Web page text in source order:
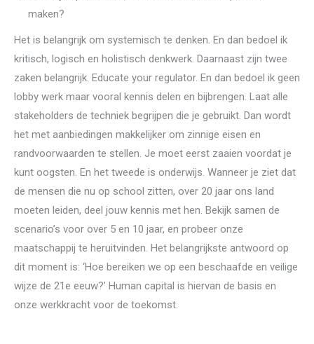
maken?
Het is belangrijk om systemisch te denken. En dan bedoel ik
kritisch, logisch en holistisch denkwerk. Daarnaast zijn twee
zaken belangrijk. Educate your regulator. En dan bedoel ik geen
lobby werk maar vooral kennis delen en bijbrengen. Laat alle
stakeholders de techniek begrijpen die je gebruikt. Dan wordt
het met aanbiedingen makkelijker om zinnige eisen en
randvoorwaarden te stellen. Je moet eerst zaaien voordat je
kunt oogsten. En het tweede is onderwijs. Wanneer je ziet dat
de mensen die nu op school zitten, over 20 jaar ons land
moeten leiden, deel jouw kennis met hen. Bekijk samen de
scenario’s voor over 5 en 10 jaar, en probeer onze
maatschappij te heruitvinden. Het belangrijkste antwoord op
dit moment is: ‘Hoe bereiken we op een beschaafde en veilige
wijze de 21e eeuw?’ Human capital is hiervan de basis en
onze werkkracht voor de toekomst.